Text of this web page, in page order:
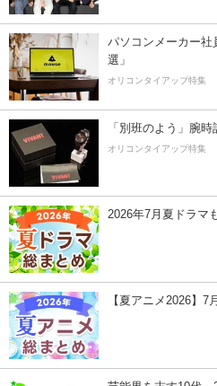
パソコンメーカー社
選」
オリコンタイアップ特集
「別班のよう」腕
オリコンタイアップ特集
2026年7月夏ドラマ
【夏アニメ2026】7